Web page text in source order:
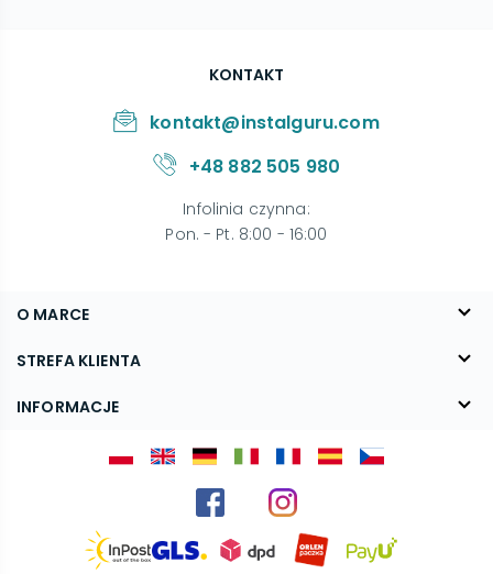
O MARCE
O nas
Blog
STREFA KLIENTA
FAQ
INFORMACJE
KONTAKT
kontakt@instalguru.com
+48 882 505 980
Infolinia czynna:
Pon. - Pt. 8:00 - 16:00